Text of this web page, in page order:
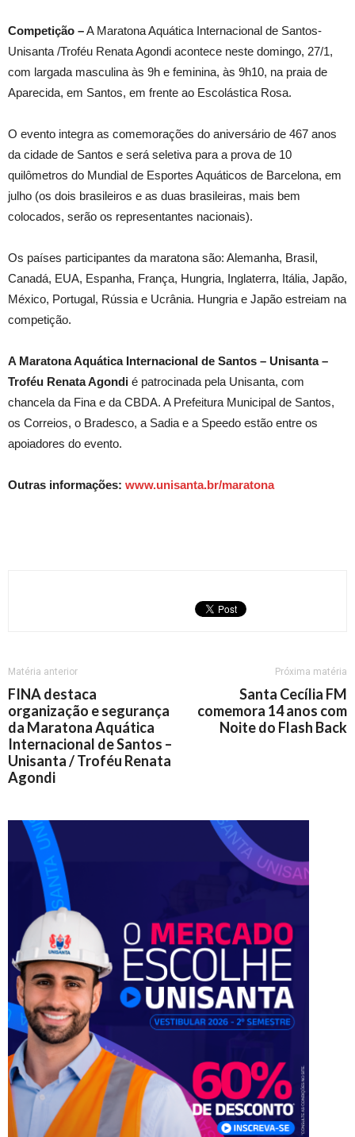
Competição –A Maratona Aquática Internacional de Santos-
Unisanta /Troféu Renata Agondi acontece neste domingo, 27/1,
com largada masculina às 9h e feminina, às 9h10, na praia de
Aparecida, em Santos, em frente ao Escolástica Rosa.
O evento integra as comemorações do aniversário de 467 anos
da cidade de Santos e será seletiva para a prova de 10
quilômetros do Mundial de Esportes Aquáticos de Barcelona, em
julho (os dois brasileiros e as duas brasileiras, mais bem
colocados, serão os representantes nacionais).
Os países participantes da maratona são: Alemanha, Brasil,
Canadá, EUA, Espanha, França, Hungria, Inglaterra, Itália, Japão,
México, Portugal, Rússia e Ucrânia. Hungria e Japão estreiam na
competição.
A Maratona Aquática Internacional de Santos – Unisanta –
Troféu Renata Agondi é patrocinada pela Unisanta, com
chancela da Fina e da CBDA. A Prefeitura Municipal de Santos,
os Correios, o Bradesco, a Sadia e a Speedo estão entre os
apoiadores do evento.
Outras informações: www.unisanta.br/maratona
Matéria anterior
FINA destaca
organização e segurança
da Maratona Aquática
Internacional de Santos –
Unisanta / Troféu Renata
Agondi
Próxima matéria
Santa Cecília FM
comemora 14 anos com
Noite do Flash Back